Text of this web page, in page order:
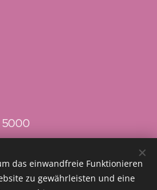
5000
Son Altesse Royale la Grande-
Stéphanie
das einwandfreie Funktionieren
zu gewährleisten und eine